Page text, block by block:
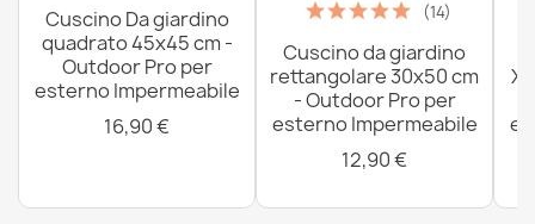
Cuscino Da giardino
quadrato 45x45 cm -
Outdoor Pro per
esterno Impermeabile
16,90 €
(14)
Cuscino da giardino
rettangolare 30x50 cm
- Outdoor Pro per
esterno Impermeabile
12,90 €